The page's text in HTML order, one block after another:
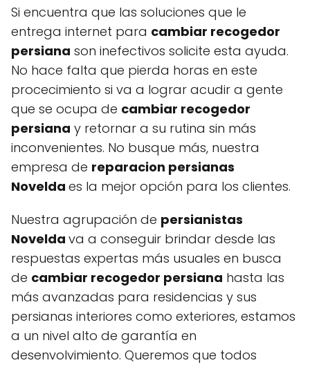
Si encuentra que las soluciones que le
entrega internet para cambiar recogedor
persiana son inefectivos solicite esta ayuda.
No hace falta que pierda horas en este
procecimiento si va a lograr acudir a gente
que se ocupa de cambiar recogedor
persiana y retornar a su rutina sin más
inconvenientes. No busque más, nuestra
empresa de reparacion persianas
Novelda es la mejor opción para los clientes.
Nuestra agrupación de persianistas
Novelda va a conseguir brindar desde las
respuestas expertas más usuales en busca
de cambiar recogedor persiana hasta las
más avanzadas para residencias y sus
persianas interiores como exteriores, estamos
a un nivel alto de garantía en
desenvolvimiento. Queremos que todos